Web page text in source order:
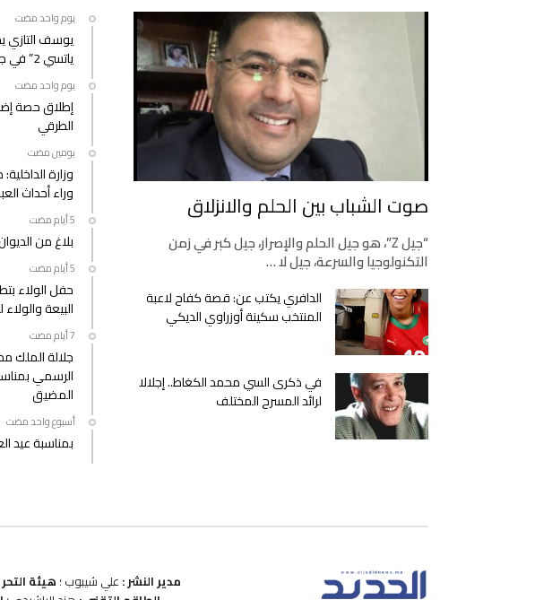
النواب
مغلقة
صوت الشباب بين الحلم والانزلاق
“جيل Z”، هو جيل الحلم والإصرار، جيل كبر في زمن
التكنولوجيا والسرعة، جيل لا …
الدافري يكتب عن: قصة كفاح لاعبة
المنتخب سكينة أوزراوي الديكي
في ذكرى السي محمد الكغاط.. إجلالا
لرائد المسرح المختلف
‫‫‫‏‫يوم واحد مضت‬
يوسف التازي
ياتسي 2” في جبال الهيمالايا
‫‫‫‏‫يوم واحد مضت‬
إطلاق حصة
الطرقي
‫‫‫‏‫يومين مضت‬
وزارة
وراء أحداث
بلاغ من
حفل الولاء
البيعة
جلالة الملك
المضيق
‫‫‫‏‫أسبوع واحد مضت‬
بمناسبة عيد
مدير النشر : علي شيبوب ؛ هيئة